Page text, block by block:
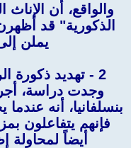
والواقع، أن
الذكورية" قد
يملن
2 - تهديد ذكورة الرجال تدفعهم لإظهار الغضب
بنسلفانيا، أنه
فإنهم يتفاعلون
أيضاً لمحاولة